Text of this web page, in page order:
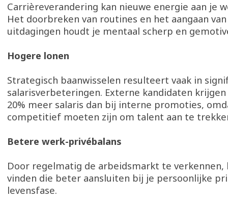
Carrièreverandering kan nieuwe energie aan je
Het doorbreken van routines en het aangaan
uitdagingen houdt je mentaal scherp en
Hogere lonen
Strategisch baanwisselen resulteert vaak in
salarisverbeteringen. Externe kandidaten
20% meer salaris dan bij interne promoties,
competitief moeten zijn om talent aan te
Betere werk-privébalans
Door regelmatig de arbeidsmarkt te verkennen,
vinden die beter aansluiten bij je persoonlijke
levensfase.